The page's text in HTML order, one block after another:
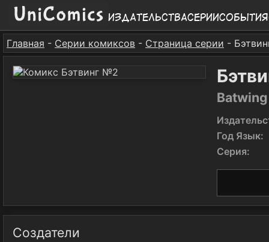
ИздательстваСерииСобытия
Главная - Серии комиксов - Страница серии -
Год Язык:
Серия:
Создатели